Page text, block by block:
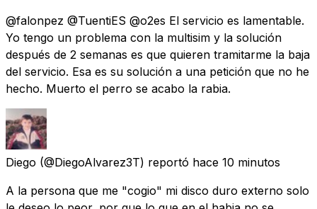
@falonpez @TuentiES @o2es El servicio es lamentable.
Yo tengo un problema con la multisim y la solución
después de 2 semanas es que quieren tramitarme la baja
del servicio. Esa es su solución a una petición que no he
hecho. Muerto el perro se acabo la rabia.
Diego (@DiegoAlvarez3T) reportó hace 10 minutos
A la persona que me "cogio" mi disco duro externo solo